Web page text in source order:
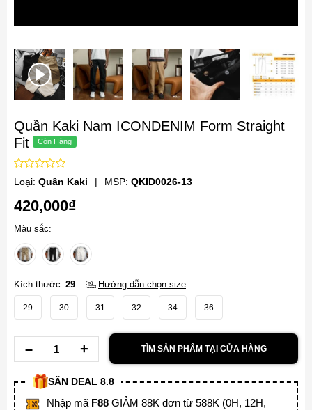
Quần Kaki Nam ICONDENIM Form Straight
Fit
Loại: Quần Kaki | MSP: QKID0026-13
420,000₫
SĂN DEAL 8.8
Nhập mã F88 GIẢM 88K đơn từ 588K (0H, 12H,
Màu sắc:
Kích thước: 29 Hướng dẫn chọn size
29 30 31 32 34 36
TÌM SẢN PHẨM TẠI CỬA HÀNG